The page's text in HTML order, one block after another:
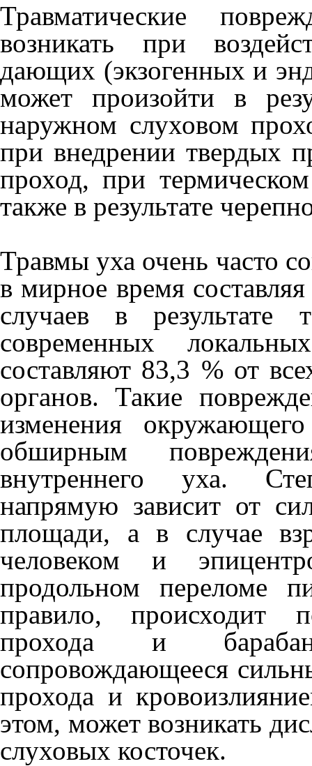
Травматические
возникать при
дающих (экзогенных и
может произойти в
наружном слуховом
при внедрении твердых
проход, при
также в ре­зультате
Травмы уха очень часто
в мирное время
случаев в результате
современных
составляют 83,3 % от
органов. Такие
изменения
обширным
внутреннего уха.
напрямую зависит от
площади, а в случае
человеком и
продольном переломе
правило, происходит
прохода и
сопровождающееся
прохода и
этом, может возникать
слуховых косточек.